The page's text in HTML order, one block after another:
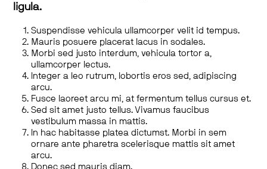
ligula.
Suspendisse vehicula ullamcorper velit id tempus.
Mauris posuere placerat lacus in sodales.
Morbi sed justo interdum, vehicula tortor a,
ullamcorper lectus.
Integer a leo rutrum, lobortis eros sed, adipiscing
arcu.
Fusce laoreet arcu mi, at fermentum tellus cursus et.
Sed sit amet justo tellus. Vivamus faucibus
vestibulum massa in mattis.
In hac habitasse platea dictumst. Morbi in sem
ornare ante pharetra scelerisque mattis sit amet
arcu.
Donec sed mauris diam.